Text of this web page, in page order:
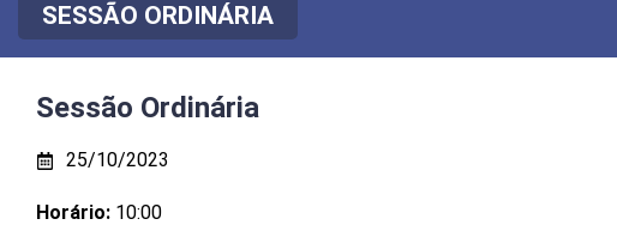
SESSÃO ORDINÁRIA
Sessão Ordinária
25/10/2023
Horário: 10:00